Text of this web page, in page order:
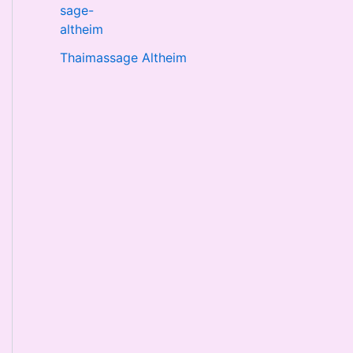
Thaimassage Altheim